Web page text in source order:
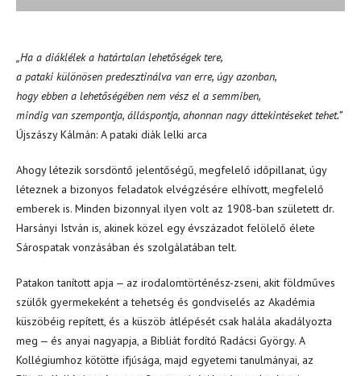
„Ha a diáklélek a határtalan lehetőségek tere,
a pataki különösen predesztinálva van erre, úgy azonban,
hogy ebben a lehetőségében nem vész el a semmiben,
mindig van szempontja, álláspontja, ahonnan nagy áttekintéseket tehet.”
Újszászy Kálmán: A pataki diák lelki arca
Ahogy létezik sorsdöntő jelentőségű, megfelelő időpillanat, úgy
léteznek a bizonyos feladatok elvégzésére elhívott, megfelelő
emberek is. Minden bizonnyal ilyen volt az 1908-ban született dr.
Harsányi István is, akinek közel egy évszázadot felölelő élete
Sárospatak vonzásában és szolgálatában telt.
Patakon tanított apja ‒ az irodalomtörténész-zseni, akit földműves
szülők gyermekeként a tehetség és gondviselés az Akadémia
küszöbéig repített, és a küszöb átlépését csak halála akadályozta
meg ‒ és anyai nagyapja, a Bibliát fordító Radácsi György. A
Kollégiumhoz kötötte ifjúsága, majd egyetemi tanulmányai, az